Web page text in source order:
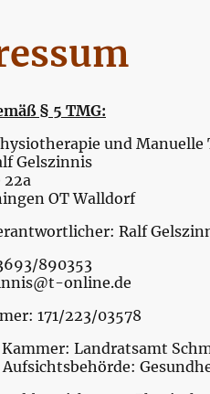
§ 5 TMG:
und Manuelle
Gelszinnis
22a
OT Walldorf
Ralf
890353
online.de
171/223/03578
Landratsamt